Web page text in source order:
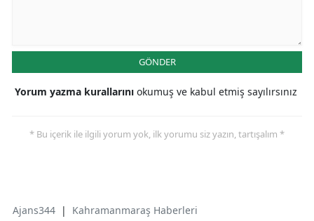
GÖNDER
Yorum yazma kurallarını okumuş ve kabul etmiş sayılırsınız
* Bu içerik ile ilgili yorum yok, ilk yorumu siz yazın, tartışalım *
Ajans344 | Kahramanmaraş Haberleri